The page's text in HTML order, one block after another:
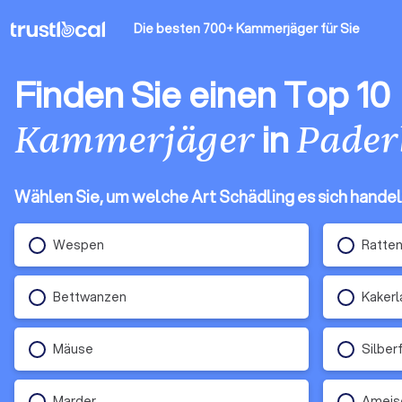
Die besten 700+ Kammerjäger für Sie
Finden Sie einen Top 10
Kammerjägerin
Wählen Sie, um welche Art Schädling es sich
Wespen Ratten
Bettwanzen
Mäuse